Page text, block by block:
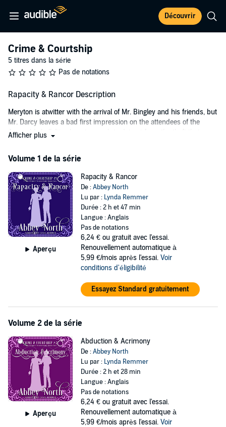
Découvrir
Crime & Courtship
5 titres dans la série
Pas de notations
Rapacity & Rancor Description
Meryton is atwitter with the arrival of Mr. Bingley and his friends, but
Mr. Darcy leaves a bad first impression on the attendees of the
Assembly ball. It’s almost enough to detract from the theft that
thief, acquiring an unexpected ally in the endeavor in Fitzwilliam
Darcy. As they work together, she gains a more favorable
impression of him, but he is the last man with whom she would
ever want to solve another mystery.
This is part one of the Crime & Courtship series, which will be five
books, intended to be listened to in order and follow roughly the
same timeline and locations as Jane Austen’s masterpiece. The first
mystery takes place in Meryton. The next will be at Netherfield,
followed by Hunsford, then London, and finally Pemberley. The story
arc will continue throughout all five parts, compromising one long
read broken into five sections. A mystery is central to each
installment, so you could call this a cozy mystery sweet Regency
While Abbey sometimes writes sensual Jane Austen fan fiction, this
series is strictly swett.
©2020 Abbey North (P)2020 Abbey North
Afficher plus
Volume 1 de la série
Aperçu
Rapacity & Rancor
De :Abbey North
Lu par : Lynda Remmer
Durée : 2 h et 47 min
Langue : Anglais
Pas de notations
6,24 € ou gratuit avec l'essai.
Renouvellement automatique à
5,99 €/mois après l'essai. Voir
conditions d'éligibilité
Essayez Standard gratuitement
Volume 2 de la série
Aperçu
Abduction & Acrimony
De :Abbey North
Lu par : Lynda Remmer
Durée : 2 h et 28 min
Langue : Anglais
Pas de notations
6,24 € ou gratuit avec l'essai.
Renouvellement automatique à
5,99 €/mois après l'essai. Voir